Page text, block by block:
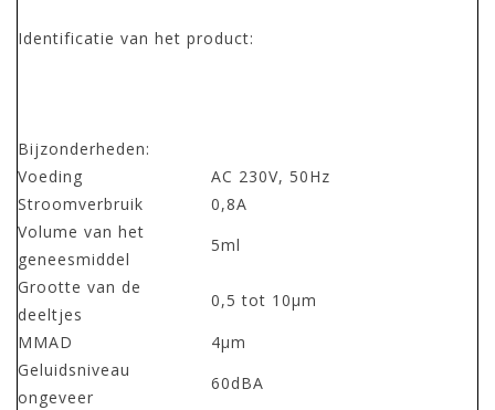
Identificatie van het product:
Bijzonderheden:
Voeding
AC 230V, 50Hz
Stroomverbruik
0,8A
Volume van het
geneesmiddel
5ml
Grootte van de
deeltjes
0,5 tot 10μm
MMAD
4μm
Geluidsniveau
ongeveer
60dBA